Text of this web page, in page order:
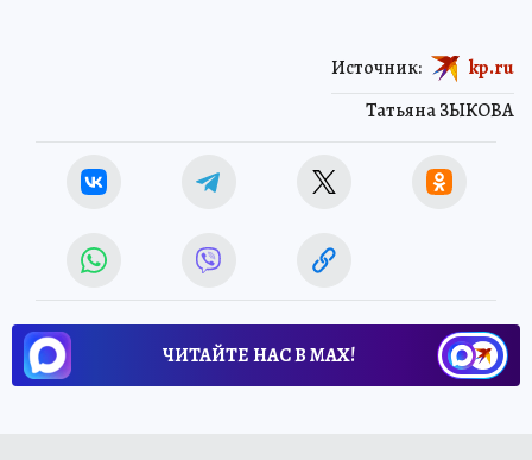
Татьяна ЗЫКОВА
Источник: kp.ru
ЧИТАЙТЕ НАС В МАХ!